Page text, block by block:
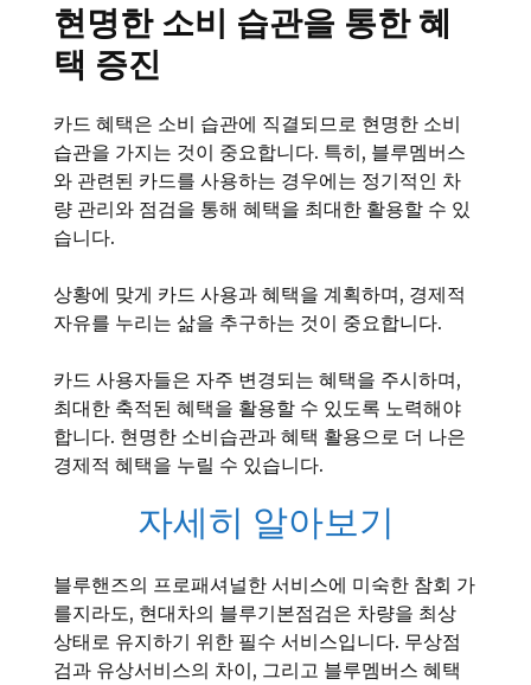
현명한 소비 습관을 통한 혜
택 증진
카드 혜택은 소비 습관에 직결되므로 현명한 소비
습관을 가지는 것이 중요합니다. 특히, 블루멤버스
와 관련된 카드를 사용하는 경우에는 정기적인 차
량 관리와 점검을 통해 혜택을 최대한 활용할 수 있
습니다.
상황에 맞게 카드 사용과 혜택을 계획하며, 경제적
자유를 누리는 삶을 추구하는 것이 중요합니다.
카드 사용자들은 자주 변경되는 혜택을 주시하며,
최대한 축적된 혜택을 활용할 수 있도록 노력해야
합니다. 현명한 소비습관과 혜택 활용으로 더 나은
경제적 혜택을 누릴 수 있습니다.
자세히 알아보기
블루핸즈의 프로패셔널한 서비스에 미숙한 참회 가
를지라도, 현대차의 블루기본점검은 차량을 최상
상태로 유지하기 위한 필수 서비스입니다. 무상점
검과 유상서비스의 차이, 그리고 블루멤버스 혜택